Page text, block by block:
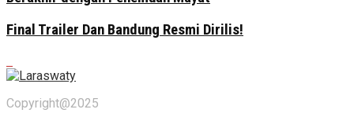
Final Trailer Dan Bandung Resmi Dirilis!
Copyright@2025